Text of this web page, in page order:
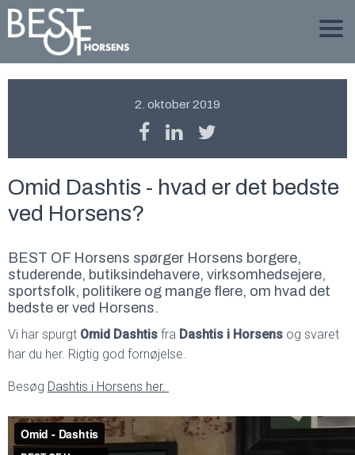
2. oktober 2019
Omid Dashtis - hvad er det bedste
ved Horsens?
BEST OF Horsens spørger Horsens borgere,
studerende, butiksindehavere, virksomhedsejere,
sportsfolk, politikere og mange flere, om hvad det
bedste er ved Horsens.
Vi har spurgt Omid Dashtis fra Dashtis i Horsens og svaret
har du her. Rigtig god fornøjelse.
Besøg Dashtis i Horsens her.